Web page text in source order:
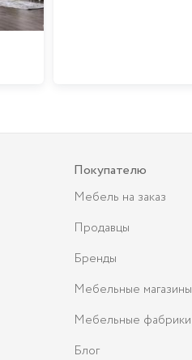
Покупателю
Мебель на заказ
Продавцы
Бренды
Мебельные магазины
Мебельные фабрики
Блог